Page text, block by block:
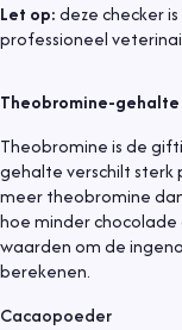
Let op:deze checker
professioneel
Theobromine-
Theobromine is de
gehalte verschilt
meer theobromine
hoe minder
waarden om de
berekenen.
Cacaopoeder